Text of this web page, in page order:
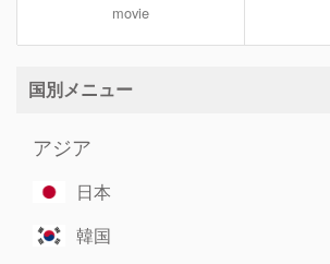
movie
国別メニュー
アジア
日本
韓国